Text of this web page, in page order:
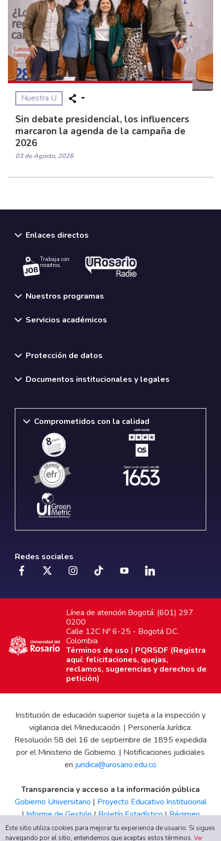
Nuestra U
Sin debate presidencial, los influencers
marcaron la agenda de la campaña de
2026
03 de Agosto, 2026
Enlaces directos
Trabaja con
nosotros.
Nuestros programas
Servicios académicos
Protección de datos
Documentos institucionales y legales
Comprometidos con la calidad
Redes sociales
Línea de atención Bogotá: (601) 297
0200
Calle 12C Nº 6-25 - Bogotá D.C.
Colombia
Términos de uso | PQRSDF (Registra
aquí: felicitaciones, quejas,
reclamos, sugerencias y derechos de
petición)
Institución de educación superior sujeta a la inspección y
vigilancia del Mineducación. | Personería Jurídica:
Resolución 58 del 16 de septiembre de 1895 expedida
por el Ministerio de Gobierno. | Notificaciones judiciales
en juridica@urosario.edu.co
Transparencia y acceso a la información pública
Gobierno Universitario | Proyecto Educativo Institucional
|Informe de Gestión|Boletín Estadístico|Régimen
Tributario|Estados Financieros |Código de Ética| Canal
Este sitio utiliza cookies para mejorar tu experiencia de usuario. Si sigues
navegando por el sitio, entendemos que aceptas estos términos.Ver